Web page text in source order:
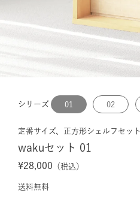
シリーズ 01 02
定番サイズ、正方形シェルフセット
wakuセット 01
¥28,000 （税込）
送料無料